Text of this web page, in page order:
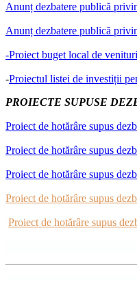
Anunț dezbatere publică
Anunț dezbatere publică
-Proiect buget local de
-Proiectul listei de investiții
PROIECTE SUPUSE
Proiect de hotărâre supus
Proiect de hotărâre supus
Proiect de hotărâre supus
Proiect de hotărâre supus
Proiect de hotărâre supus